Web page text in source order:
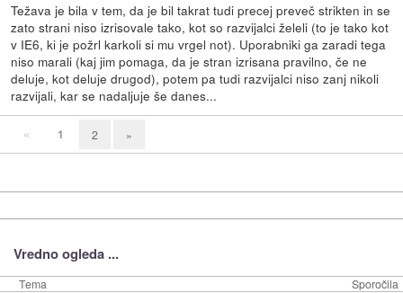
Težava je bila v tem, da je bil takrat tudi precej preveč strikten in se
zato strani niso izrisovale tako, kot so razvijalci želeli (to je tako kot
v IE6, ki je požrl karkoli si mu vrgel not). Uporabniki ga zaradi tega
niso marali (kaj jim pomaga, da je stran izrisana pravilno, če ne
deluje, kot deluje drugod), potem pa tudi razvijalci niso zanj nikoli
razvijali, kar se nadaljuje še danes...
« 1 2 »
Vredno ogleda ...
Tema Sporočila